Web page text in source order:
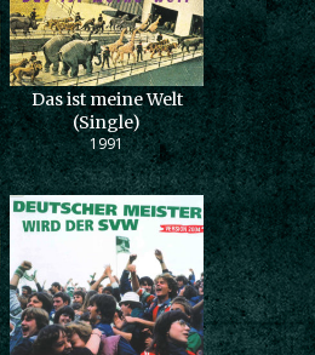
Das ist meine Welt
(Single)
1991